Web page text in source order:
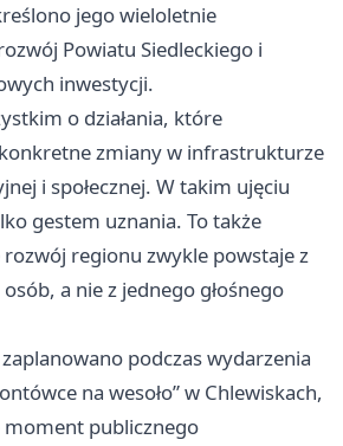
jego wieloletnie
Powiatu Siedleckiego i
inwestycji.
o działania, które
konkretne zmiany w infrastrukturze
i społecznej. W takim ujęciu
gestem uznania. To także
regionu zwykle powstaje z
a nie z jednego głośnego
podczas wydarzenia
na wesoło” w Chlewiskach,
publicznego